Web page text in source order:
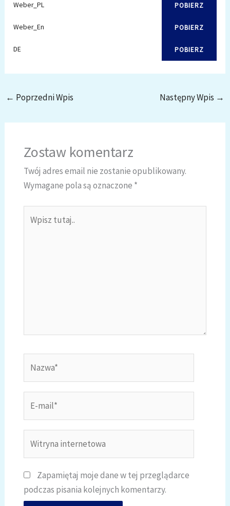
Weber_PL POBIERZ
Weber_En POBIERZ
DE POBIERZ
← Poprzedni Wpis Następny Wpis →
Zostaw komentarz
Twój adres email nie zostanie opublikowany.
Wymagane pola są oznaczone *
tutaj..
mail*
internetowa
Zapamiętaj moje dane w tej przeglądarce
podczas pisania kolejnych komentarzy.